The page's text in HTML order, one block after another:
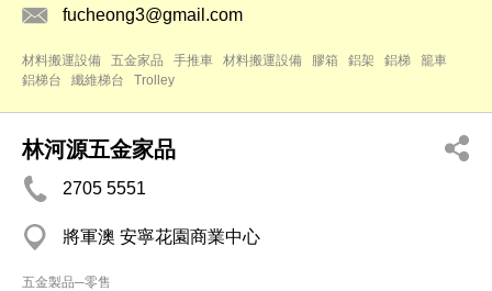
fucheong3@gmail.com
材料搬運設備 五金家品 手推車 材料搬運設備 膠箱 鋁架 鋁梯
籠車
鋁梯台
纖維梯台 Trolley
林河源五金家品
2705 5551
將軍澳 安寧花園商業中心
五金製品─零售